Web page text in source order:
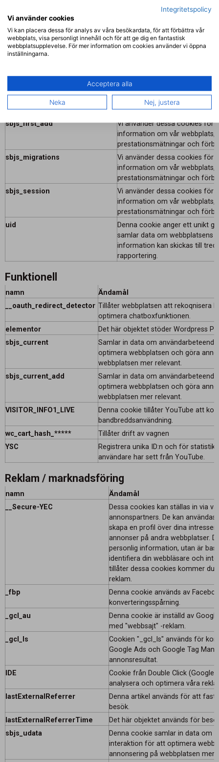
Denna cookie lagrar ett unikt
och spårar hur besökaren
Uppgifterna används för
registrerad kan garanteras.
sbjs_first
Vi använder dessa cookies för
information om vår webbplats,
prestationsmätningar och
sbjs_first_add
Vi använder dessa cookies för
information om vår webbplats,
prestationsmätningar och
sbjs_migrations
Vi använder dessa cookies för
information om vår webbplats,
prestationsmätningar och
sbjs_session
Vi använder dessa cookies för
information om vår webbplats,
prestationsmätningar och
uid
Denna cookie anger ett unikt
samlar data om webbplatsens
information kan skickas till
rapportering.
Funktionell
namn
Ändamål
__oauth_redirect_detector Tillåter webbplatsen att rekoqnisera
optimera chatboxfunktionen.
elementor
Det här objektet stöder Wordpress
sbjs_current
Samlar in data om
optimera webbplatsen och göra
webbplatsen mer relevant.
sbjs_current_add
Samlar in data om
optimera webbplatsen och göra
webbplatsen mer relevant.
VISITOR_INFO1_LIVE
Denna cookie tillåter YouTube att
bandbreddsanvändning.
wc_cart_hash_*****
Tillåter drift av vagnen
YSC
Registrera unika ID:n och för statistik
användare har sett från YouTube.
Reklam / marknadsföring
namn
Ändamål
__Secure-YEC
Dessa cookies kan ställas in via
annonspartners. De kan
skapa en profil över dina
annonser på andra webbplatser.
personlig information, utan är
identifiera din webbläsare och
tillåter dessa cookies kommer du
reklam.
_fbp
Denna cookie används av
konverteringsspårning.
_gcl_au
Denna cookie är inställd av
med "webbsajt" -reklam.
_gcl_ls
Cookien "_gcl_ls" används för
Google Ads och Google Tag
annonsresultat.
IDE
Cookie från Double Click
analysera och optimera våra
lastExternalReferrer
Denna artikel används för att
besök.
lastExternalReferrerTime
Det här objektet används för
sbjs_udata
Denna cookie samlar in data om
interaktion för att optimera
annonsering på webbplatsen mer
Integritetspolicy
Vi använder cookies
Vi kan placera dessa för analys av våra besökardata, för att förbättra vår
webbplats, visa personligt innehåll och för att ge dig en fantastisk
webbplatsupplevelse. För mer information om cookies använder vi öppna
inställningarna.
Acceptera alla
Neka Nej, justera